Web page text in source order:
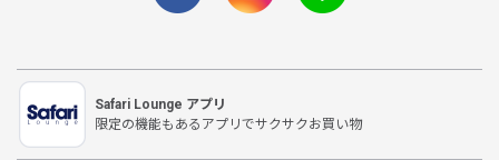
Safari Lounge アプリ
限定の機能もあるアプリでサクサクお買い物